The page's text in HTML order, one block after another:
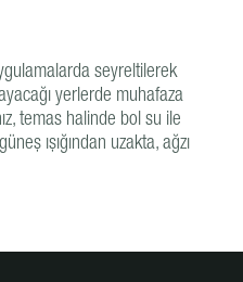
seyreltilerek
yerlerde muhafaza
temas halinde bol su ile
ışığından uzakta, ağzı